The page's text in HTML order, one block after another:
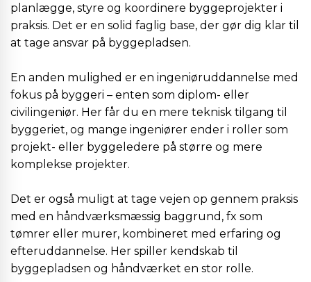
planlægge, styre og koordinere byggeprojekter i
praksis. Det er en solid faglig base, der gør dig klar til
at tage ansvar på byggepladsen.
En anden mulighed er en ingeniøruddannelse med
fokus på byggeri – enten som diplom- eller
civilingeniør. Her får du en mere teknisk tilgang til
byggeriet, og mange ingeniører ender i roller som
projekt- eller byggeledere på større og mere
komplekse projekter.
Det er også muligt at tage vejen op gennem praksis
med en håndværksmæssig baggrund, fx som
tømrer eller murer, kombineret med erfaring og
efteruddannelse. Her spiller kendskab til
byggepladsen og håndværket en stor rolle.